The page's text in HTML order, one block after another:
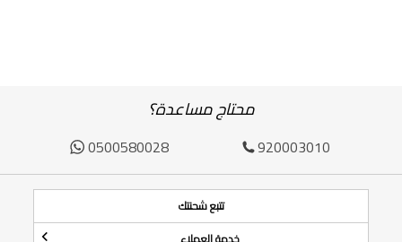
محتاج مساعدة؟
920003010
0500580028
تتبع شحنتك